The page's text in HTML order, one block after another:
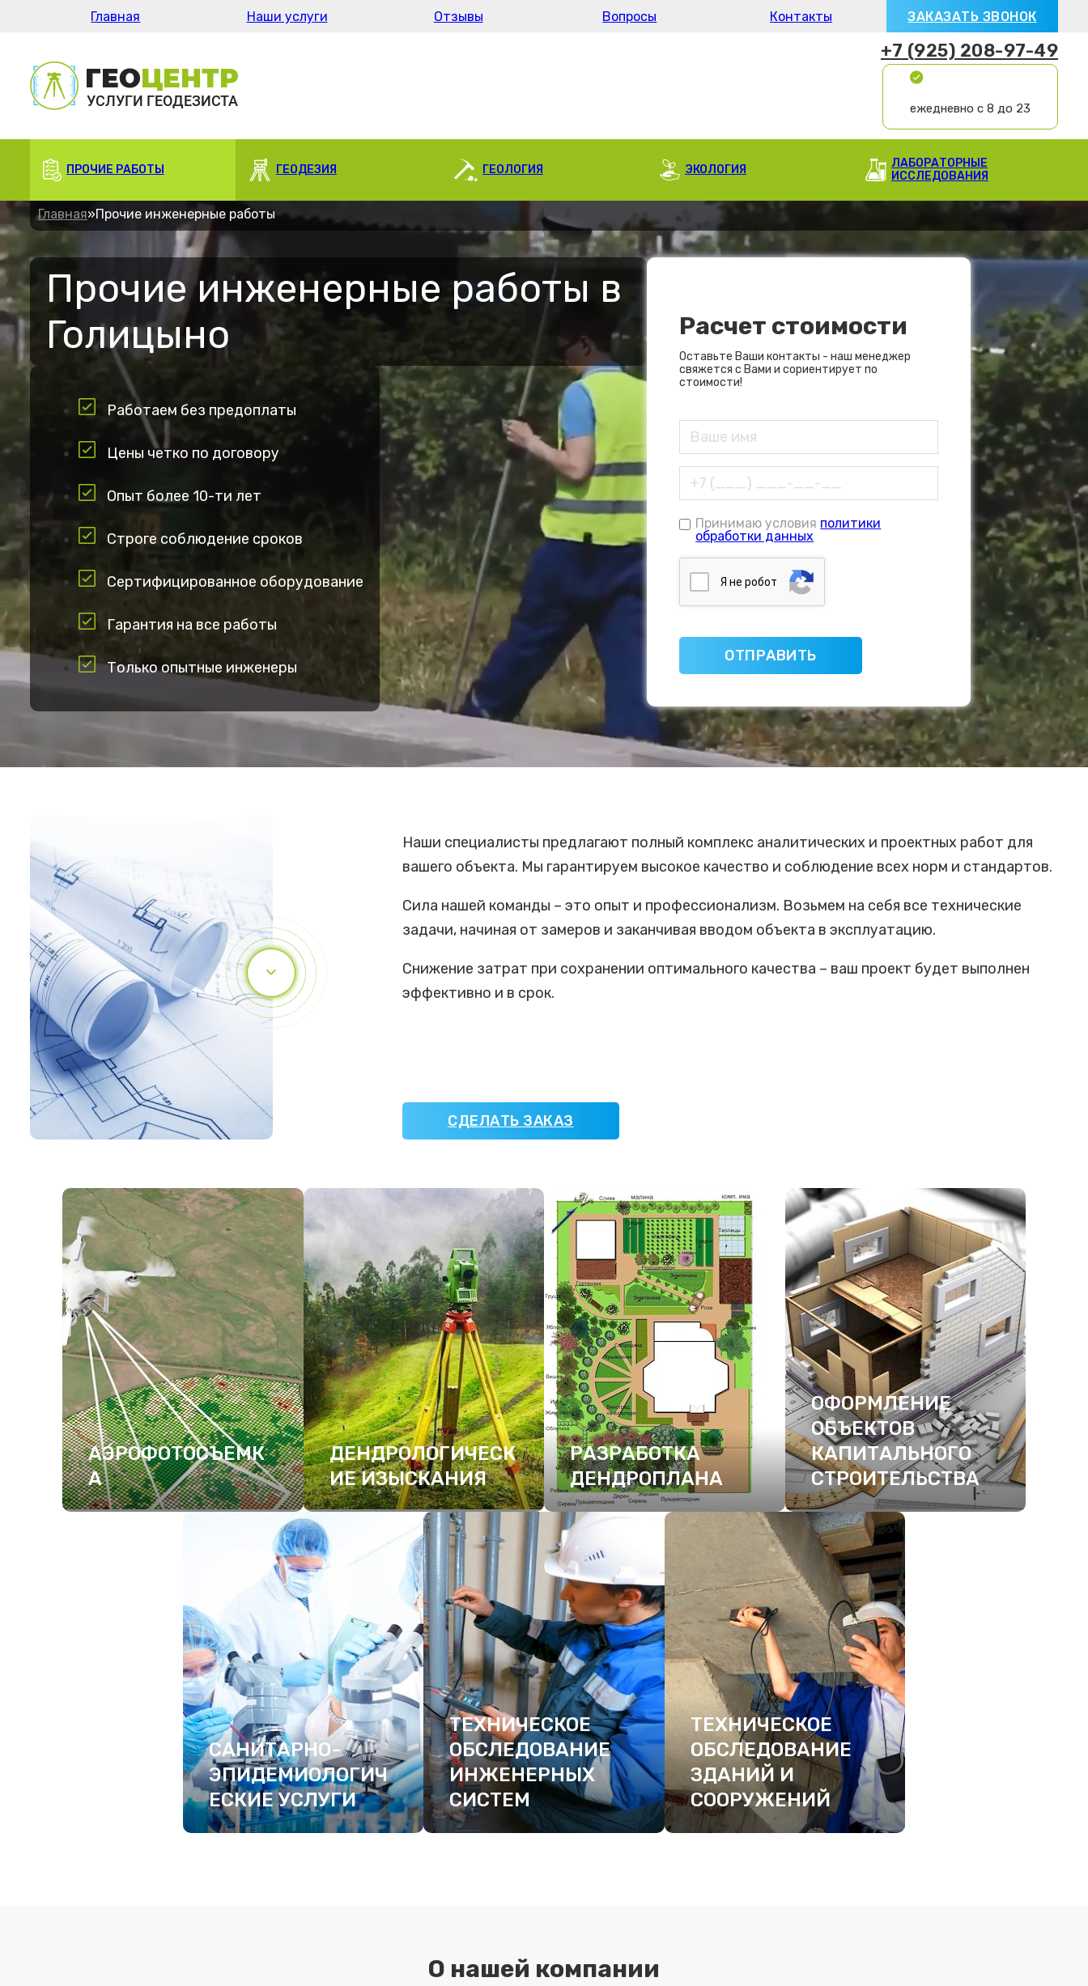
Главная Наши услуги Отзывы Вопросы Контакты ЗАКАЗАТЬ ЗВОНОК
+7 (925) 208-97-49
ежедневно с 8 до 23
ПРОЧИЕ РАБОТЫ ГЕОДЕЗИЯ ГЕОЛОГИЯ ЭКОЛОГИЯ
ЛАБОРАТОРНЫЕ
ИССЛЕДОВАНИЯ
Главная»Прочие инженерные работы
Прочие инженерные работы в
Голицыно
Работаем без предоплаты
Цены четко по договору
Опыт более 10-ти лет
Строге соблюдение сроков
Сертифицированное оборудование
Гарантия на все работы
Только опытные инженеры
Расчет стоимости
Оставьте Ваши контакты - наш менеджер
свяжется с Вами и сориентирует по
стоимости!
Принимаю условия политики
обработки данных
Я нe poбoт
Наши специалисты предлагают полный комплекс аналитических и проектных работ для
вашего объекта. Мы гарантируем высокое качество и соблюдение всех норм и стандартов.
Сила нашей команды – это опыт и профессионализм. Возьмем на себя все технические
задачи, начиная от замеров и заканчивая вводом объекта в эксплуатацию.
Снижение затрат при сохранении оптимального качества – ваш проект будет выполнен
эффективно и в срок.
СДЕЛАТЬ ЗАКАЗ
АЭРОФОТОСЪЕМК
А
ДЕНДРОЛОГИЧЕСК
ИЕ ИЗЫСКАНИЯ
РАЗРАБОТКА
ДЕНДРОПЛАНА
ОФОРМЛЕНИЕ
ОБЪЕКТОВ
КАПИТАЛЬНОГО
СТРОИТЕЛЬСТВА
ПОДРОБНЕЕ
САНИТАРНО-
ЭПИДЕМИОЛОГИЧ
ЕСКИЕ УСЛУГИ
ТЕХНИЧЕСКОЕ
ОБСЛЕДОВАНИЕ
ИНЖЕНЕРНЫХ
СИСТЕМ
ТЕХНИЧЕСКОЕ
ОБСЛЕДОВАНИЕ
ЗДАНИЙ И
СООРУЖЕНИЙ
О нашей компании